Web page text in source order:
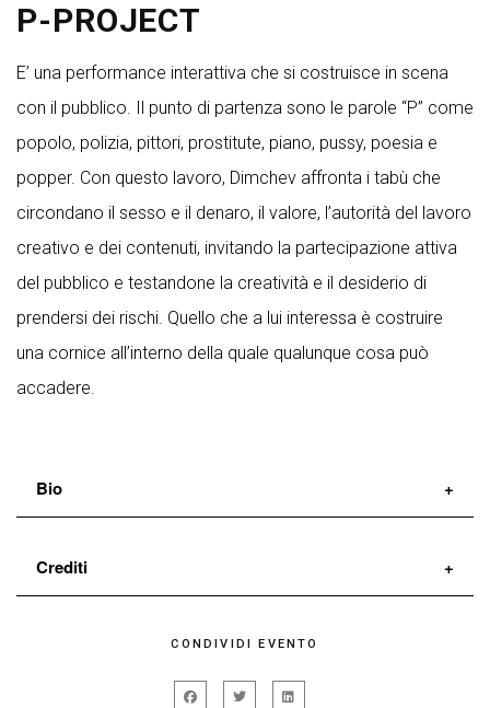
P-PROJECT
E’ una performance interattiva che si costruisce in scena
con il pubblico. Il punto di partenza sono le parole “P” come
popolo, polizia, pittori, prostitute, piano, pussy, poesia e
popper. Con questo lavoro, Dimchev affronta i tabù che
circondano il sesso e il denaro, il valore, l’autorità del lavoro
creativo e dei contenuti, invitando la partecipazione attiva
del pubblico e testandone la creatività e il desiderio di
prendersi dei rischi. Quello che a lui interessa è costruire
una cornice all’interno della quale qualunque cosa può
accadere.
Bio
Ivo Dimchev
internazionalmente noto per i suoi provocatori e
alla danza, al teatro, musia, disegni e fotografie. E’
Crediti
concetto e musicaIvo Dimchev
CONDIVIDI EVENTO